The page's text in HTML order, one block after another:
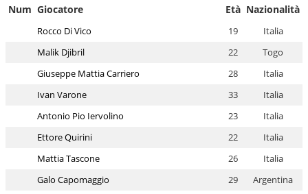
Num Giocatore Età Nazionalità
Rocco Di Vico 19
Italia
Malik Djibril
22
Togo
Giuseppe Mattia Carriero
28
Italia
Ivan Varone
33
Italia
Antonio Pio Iervolino
23
Italia
Ettore Quirini
22
Italia
Mattia Tascone
26
Italia
Galo Capomaggio
29
Argentina